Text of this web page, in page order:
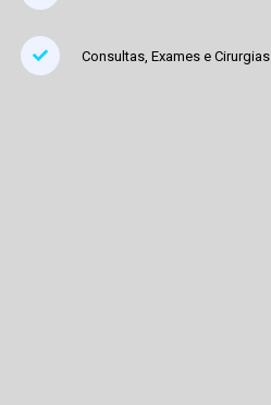
Consultas, Exames e Cirurgias